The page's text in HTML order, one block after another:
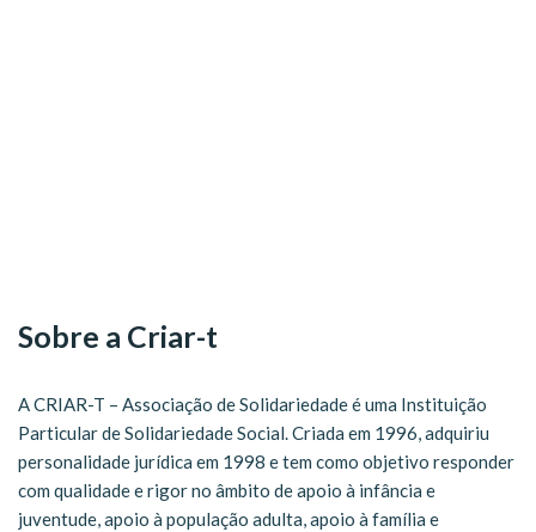
Sobre a Criar-t
A CRIAR-T – Associação de Solidariedade é uma Instituição
Particular de Solidariedade Social. Criada em 1996, adquiriu
personalidade jurídica em 1998 e tem como objetivo responder
com qualidade e rigor no âmbito de apoio à infância e
juventude, apoio à população adulta, apoio à família e